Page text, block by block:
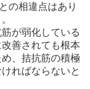
の相違点はあり
が弱化している
善されても根本
、拮抗筋の積極
ればならないと